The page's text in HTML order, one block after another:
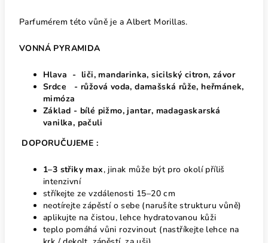
Parfumérem této vůně je a Albert Morillas.
VONNÁ PYRAMIDA
Hlava - liči, mandarinka, sicilský citron, závor
Srdce - růžová voda, damašská růže, heřmánek,
mimóza
Základ - bílé pižmo, jantar, madagaskarská
vanilka, pačuli
DOPORUČUJEME :
1–3 střiky max, jinak může být pro okolí příliš
intenzivní
stříkejte ze vzdálenosti 15–20 cm
neotírejte zápěstí o sebe (narušíte strukturu vůně)
aplikujte na čistou, lehce hydratovanou kůži
teplo pomáhá vůni rozvinout (nastříkejte lehce na